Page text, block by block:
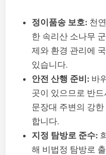
정이품송 보호: 천
한 속리산 소나무
제와 환경 관리에
있습니다.
안전 산행 준비: 바
곳이 있으므로 반
문장대 주변의 강
합니다.
지정 탐방로 준수:
해 비법정 탐방로